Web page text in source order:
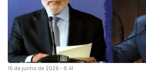
15 de junho de 2026 - 9:41